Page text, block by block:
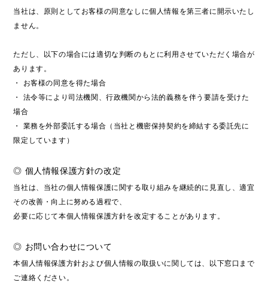
当社は、原則としてお客様の同意なしに個人情報を第三者に開示いたし
ません。
ただし、以下の場合には適切な判断のもとに利用させていただく場合が
あります。
・ お客様の同意を得た場合
・ 法令等により司法機関、行政機関から法的義務を伴う要請を受けた
場合
・ 業務を外部委託する場合（当社と機密保持契約を締結する委託先に
限定しています）
◎ 個人情報保護方針の改定
当社は、当社の個人情報保護に関する取り組みを継続的に見直し、適宜
その改善・向上に努める過程で、
必要に応じて本個人情報保護方針を改定することがあります。
◎ お問い合わせについて
本個人情報保護方針および個人情報の取扱いに関しては、以下窓口まで
ご連絡ください。